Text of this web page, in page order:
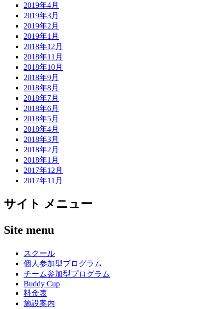
2019年4月
2019年3月
2019年2月
2019年1月
2018年12月
2018年11月
2018年10月
2018年9月
2018年8月
2018年7月
2018年6月
2018年5月
2018年4月
2018年3月
2018年2月
2018年1月
2017年12月
2017年11月
サイト メニュー
Site menu
スクール
個人参加型プログラム
チーム参加型プログラム
Buddy Cup
料金表
施設案内